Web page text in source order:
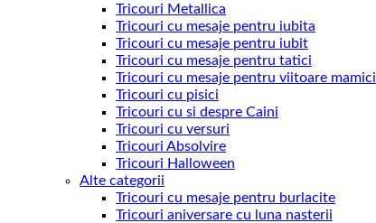
Tricouri Metallica
Tricouri cu mesaje pentru iubita
Tricouri cu mesaje pentru iubit
Tricouri cu mesaje pentru tatici
Tricouri cu mesaje pentru viitoare mamici
Tricouri cu pisici
Tricouri cu si despre Caini
Tricouri cu versuri
Tricouri Absolvire
Tricouri Halloween
Alte categorii
Tricouri cu mesaje pentru burlacite
Tricouri aniversare cu luna nasterii